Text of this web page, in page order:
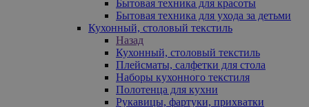
Бытовая техника для красоты
Бытовая техника для ухода за детьми
Кухонный, столовый текстиль
Назад
Кухонный, столовый текстиль
Плейсматы, салфетки для стола
Наборы кухонного текстиля
Полотенца для кухни
Рукавицы, фартуки, прихватки